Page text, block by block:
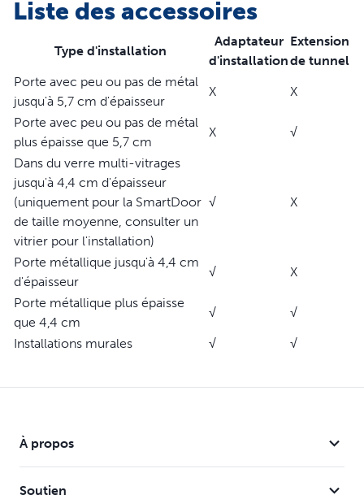
moyenne : La porte pour animaux domestiques
connectée moyenne SmartDoor™ est livrée avec une
clé de porte pour animaux moyenne et peut se
connecter à la micropuce de votre chat.
Médaillon pour animaux pour porte de taille moyenne
et compatibilité micropuce - La porte connectée pour
animaux SmartDoor de taille moyenne est livrée avec
une médaille et peut être associée à la micropuce de
votre chat
Médaillon pour animaux pour porte de grande taille : la
porte connectée pour animaux SmartDoor de grande
taille est livrée avec une médaille
Dressage guidé - Le manuel de dressage et la vidéo
permettront à votre chien ou à votre chat d'utiliser la
SmartDoor sans assistance en seulement 4 à 6
semaines
Liste des accessoires
Type d'installation
Adaptateur
d'installation
Extension
de tunnel
Porte avec peu ou pas de métal
jusqu'à 5,7 cm d'épaisseur
X
X
Porte avec peu ou pas de métal
plus épaisse que 5,7 cm
X
√
Dans du verre multi-vitrages
jusqu'à 4,4 cm d'épaisseur
(uniquement pour la SmartDoor
de taille moyenne, consulter un
vitrier pour l'installation)
√ X
Porte métallique jusqu'à 4,4 cm
d'épaisseur
√
X
Porte métallique plus épaisse
que 4,4 cm
√
√
Installations murales
√ √
À propos
Soutien